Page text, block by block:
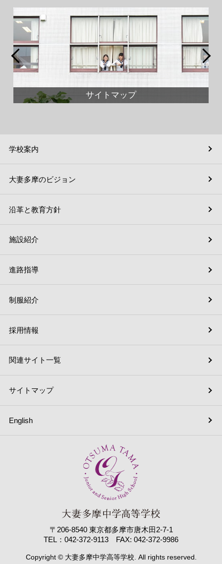
サイトマップ
学校案内
施設紹介
採用情報
English
大妻多摩のビジョン
進路指導
関連サイト一覧
沿革と教育方針
制服紹介
サイトマップ
〒206-8540 東京都多摩市唐木田2-7-1
TEL：042-372-9113 FAX: 042-372-9986
Copyright © 大妻多摩中学高等学校. All rights reserved.